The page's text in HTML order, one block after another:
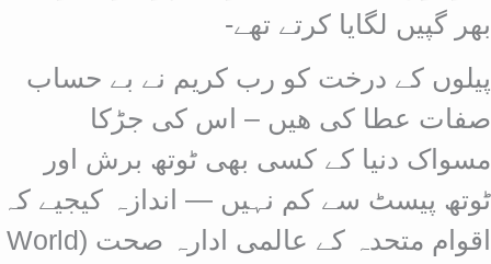
بھر گپیں لگایا کرتے تھے-
پیلوں کے درخت کو رب کریم نے بے حساب
صفات عطا کی ھیں – اس کی جڑکا
مسواک دنیا کے کسی بھی ٹوتھ برش اور
ٹوتھ پیسٹ سے کم نہیں — اندازہ کیجیے کہ
اقوام متحدہ کے عالمی ادارہ صحت (World